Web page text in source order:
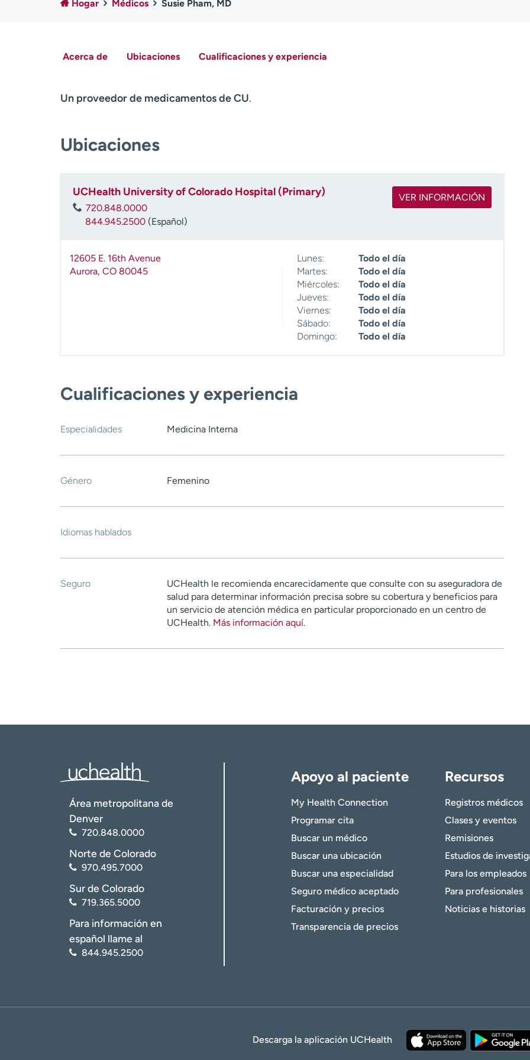
Hogar Médicos Susie Pham, MD
Acerca de Ubicaciones Cualificaciones y experiencia
Un proveedor de medicamentos de CU.
Ubicaciones
UCHealth University of Colorado Hospital (Primary)
720.848.0000
844.945.2500 (Español)
VER INFORMACIÓN
12605 E. 16th Avenue
Aurora, CO 80045
Lunes:
Todo el día
Martes:
Todo el día
Miércoles:
Todo el día
Jueves:
Todo el día
Viernes:
Todo el día
Sábado:
Todo el día
Domingo:
Todo el día
Cualificaciones y experiencia
Especialidades Medicina Interna
Género Femenino
Idiomas hablados
Seguro
UCHealth le recomienda encarecidamente que consulte con su aseguradora de
salud para determinar información precisa sobre su cobertura y beneficios para
un servicio de atención médica en particular proporcionado en un centro de
UCHealth. Más información aquí.
Área metropolitana de
Denver
720.848.0000
Norte de Colorado
970.495.7000
Sur de Colorado
719.365.5000
Para información en
español llame al
844.945.2500
Apoyo al paciente
My Health Connection
Programar cita
Buscar un médico
Buscar una ubicación
Buscar una especialidad
Seguro médico aceptado
Facturación y precios
Transparencia de precios
Recursos
Registros médicos
Clases y eventos
Remisiones
Estudios de
Para los empleados
Para profesionales
Noticias e historias
Descarga la aplicación UCHealth